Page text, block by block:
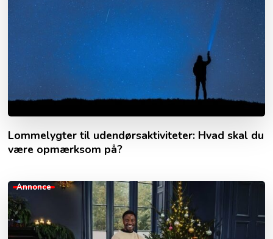
Lommelygter til udendørsaktiviteter: Hvad skal du
være opmærksom på?
Annonce